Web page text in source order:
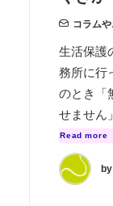
コラム
生活保護
務所に行
のとき「
せません
Read more